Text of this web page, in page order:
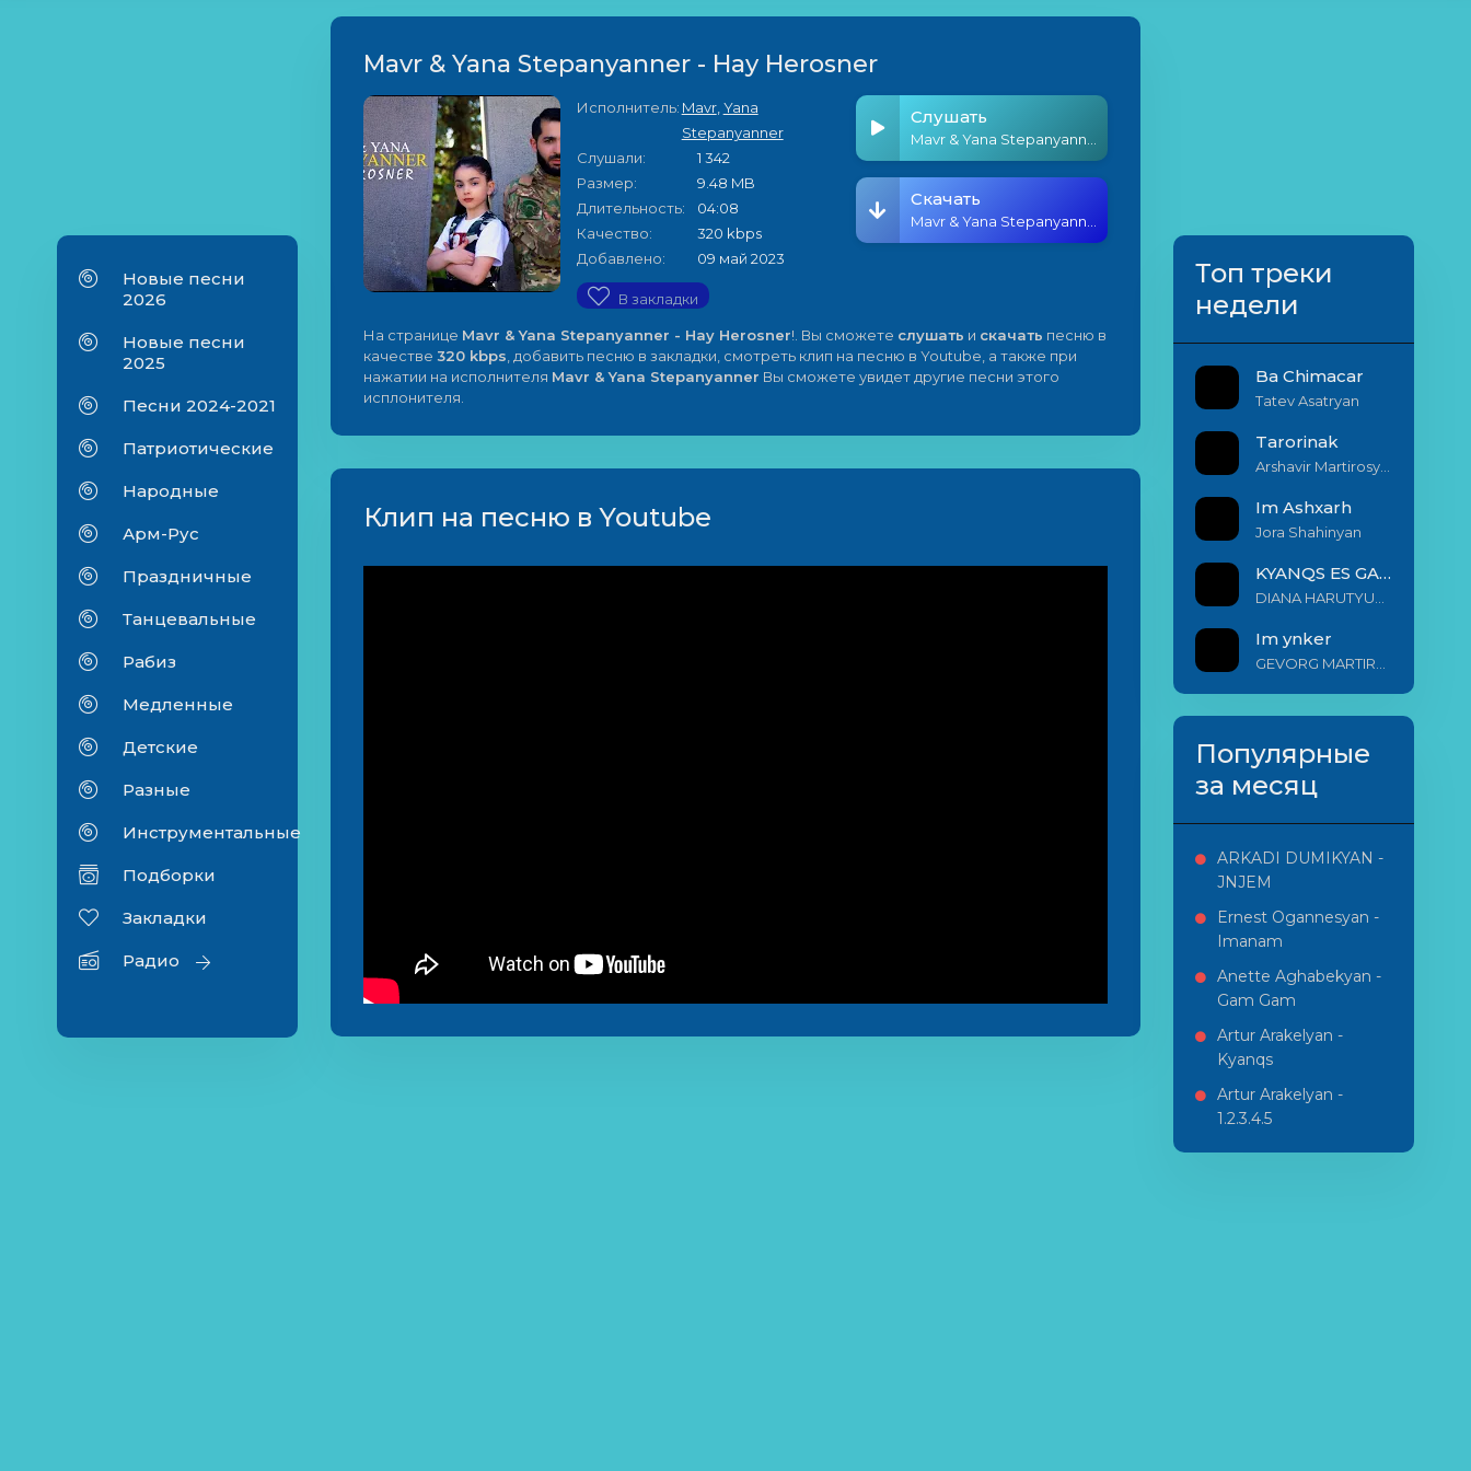
Новые песни
2026
Новые песни
2025
Песни 2024-2021
Патриотические
Народные
Арм-Рус
Праздничные
Танцевальные
Рабиз
Медленные
Детские
Разные
Инструментальные
Подборки
Закладки
Радио
Mavr & Yana Stepanyanner - Hay Herosner
Исполнитель: Mavr, Yana
Stepanyanner
Слушали:
1 342
Размер:
9.48 MB
Длительность:
04:08
Качество:
320 kbps
Добавлено:
09 май 2023
В закладки
Слушать
Скачать
На странице Mavr & Yana Stepanyanner - Hay Herosner!. Вы сможете слушать и скачать песню в
качестве 320 kbps , добавить песню в закладки, смотреть клип на песню в Youtube, а также при
нажатии на исполнителя Mavr & Yana Stepanyanner Вы сможете увидет другие песни этого
исплонителя.
Клип на песню в Youtube
Топ треки
недели
Ba Chimacar
Tatev Asatryan
Tarorinak
Im Ashxarh
Jora Shahinyan
KYANQS ES GALIS EM
Im ynker
Популярные
за месяц
ARKADI DUMIKYAN -
JNJEM
Ernest Ogannesyan -
Imanam
Anette Aghabekyan -
Gam Gam
Artur Arakelyan -
Kyanqs
Artur Arakelyan -
1.2.3.4.5